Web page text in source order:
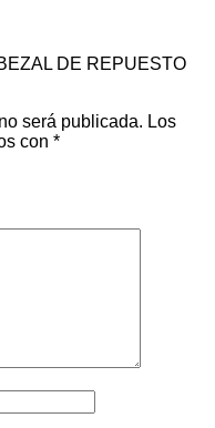
DE REPUESTO
será publicada. Los
con *